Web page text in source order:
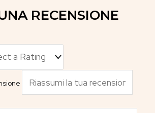
RECENSIONE